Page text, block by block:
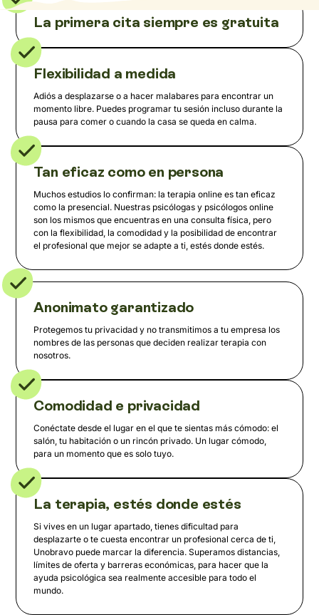
La primera cita siempre es gratuita
Flexibilidad a medida
Adiós a desplazarse o a hacer malabares para encontrar un
momento libre. Puedes programar tu sesión incluso durante la
pausa para comer o cuando la casa se queda en calma.
Tan eficaz como en persona
Muchos estudios lo confirman: la terapia online es tan eficaz
como la presencial. Nuestras psicólogas y psicólogos online
son los mismos que encuentras en una consulta física, pero
con la flexibilidad, la comodidad y la posibilidad de encontrar
el profesional que mejor se adapte a ti, estés donde estés.
Anonimato garantizado
Protegemos tu privacidad y no transmitimos a tu empresa los
nombres de las personas que deciden realizar terapia con
nosotros.
Comodidad e privacidad
Conéctate desde el lugar en el que te sientas más cómodo: el
salón, tu habitación o un rincón privado. Un lugar cómodo,
para un momento que es solo tuyo.
La terapia, estés donde estés
Si vives en un lugar apartado, tienes dificultad para
desplazarte o te cuesta encontrar un profesional cerca de ti,
Unobravo puede marcar la diferencia. Superamos distancias,
límites de oferta y barreras económicas, para hacer que la
ayuda psicológica sea realmente accesible para todo el
mundo.